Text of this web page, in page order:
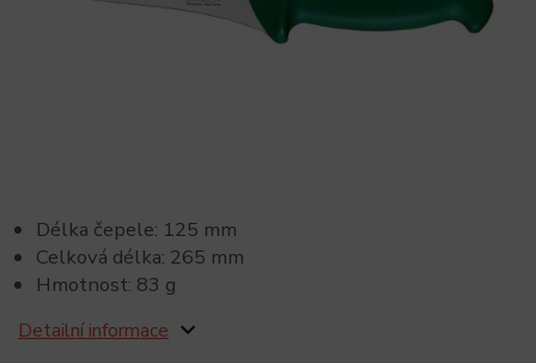
Délka čepele: 125 mm
Celková délka: 265 mm
Hmotnost: 83 g
Detailní informace